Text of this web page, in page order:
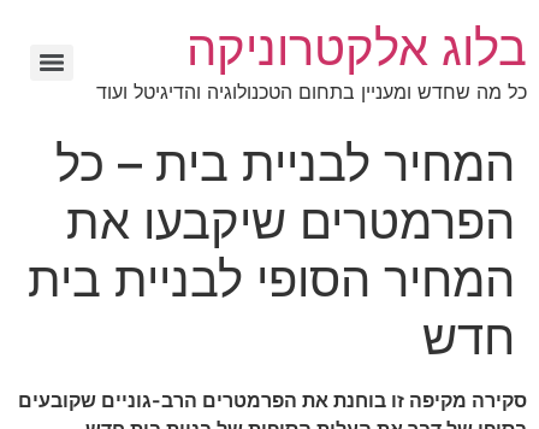
בלוג אלקטרוניקה
כל מה שחדש ומעניין בתחום הטכנולוגיה והדיגיטל ועוד
המחיר לבניית בית – כל
הפרמטרים שיקבעו את
המחיר הסופי לבניית בית
חדש
סקירה מקיפה זו בוחנת את הפרמטרים הרב-גוניים שקובעים